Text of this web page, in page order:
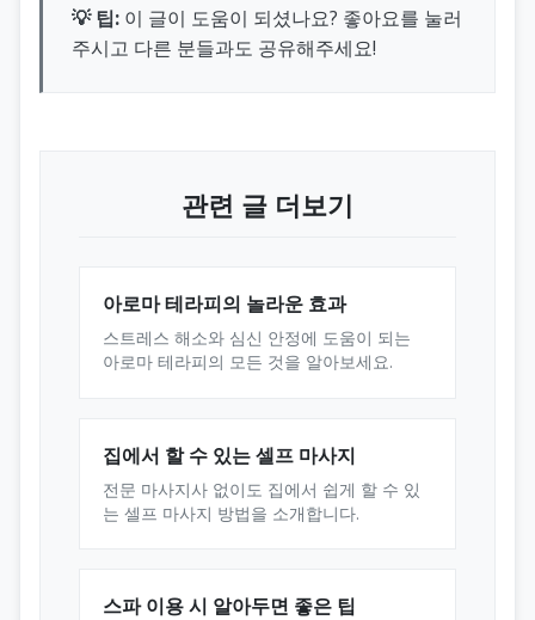
💡 팁: 이 글이 도움이 되셨나요? 좋아요를 눌러
주시고 다른 분들과도 공유해주세요!
관련 글 더보기
아로마 테라피의 놀라운 효과
스트레스 해소와 심신 안정에 도움이 되는
아로마 테라피의 모든 것을 알아보세요.
집에서 할 수 있는 셀프 마사지
전문 마사지사 없이도 집에서 쉽게 할 수 있
는 셀프 마사지 방법을 소개합니다.
스파 이용 시 알아두면 좋은 팁